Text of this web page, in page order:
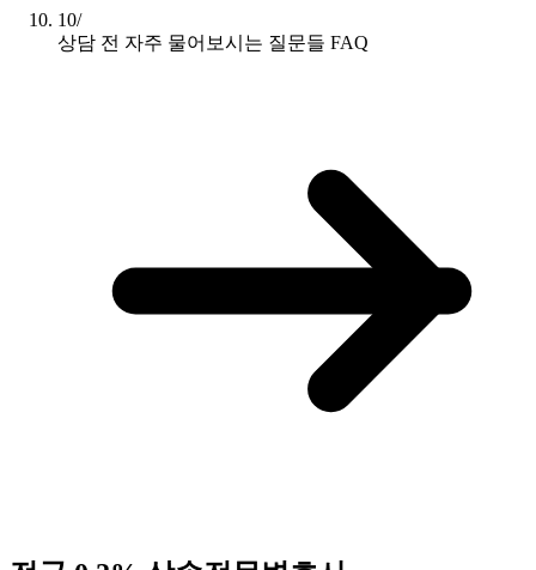
10/
상담 전 자주 물어보시는 질문들 FAQ